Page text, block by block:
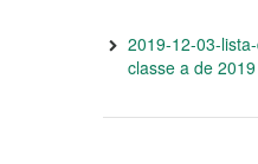
2019-12-03-
classe a de 2019